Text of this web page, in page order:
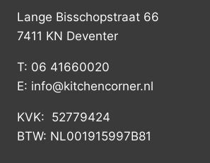
Lange Bisschopstraat 66
7411 KN Deventer
T: 06 41660020
E: info@kitchencorner.nl
KVK: 52779424
BTW: NL001915997B81